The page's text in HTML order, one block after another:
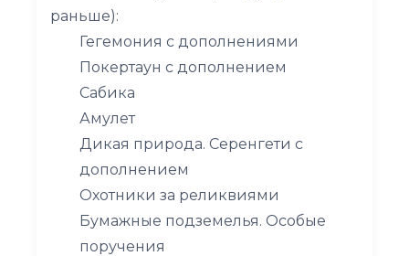
раньше):
Гегемония с дополнениями
Покертаун с дополнением
Сабика
Амулет
Дикая природа. Серенгети с
дополнением
Охотники за реликвиями
Бумажные подземелья. Особые
поручения